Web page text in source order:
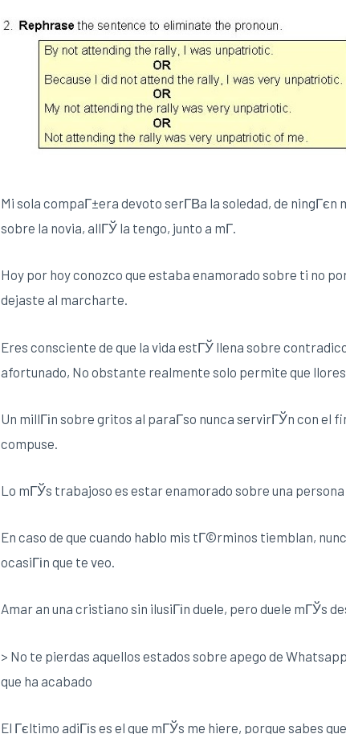
Mi sola compaГ±era devoto serГ­В­a la soledad, de
sobre la novia, allГЎ la tengo, junto a mГ­.
Hoy por hoy conozco que estaba enamorado sobre ti no
dejaste al marcharte.
Eres consciente de que la vida estГЎ llena sobre
afortunado, No obstante realmente solo permite que llores.
Un millГіn sobre gritos al paraГ­so nunca servirГЎn con el
compuse.
Lo mГЎs trabajoso es estar enamorado sobre una
En caso de que cuando hablo mis tГ©rminos tiemblan,
ocasiГіn que te veo.
Amar an una cristiano sin ilusiГіn duele, pero duele mГЎs
> No te pierdas aquellos estados sobre apego de
que ha acabado
El Гєltimo adiГіs es el que mГЎs me hiere, porque sabes